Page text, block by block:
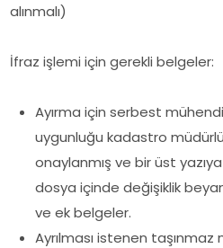
alınmalı)
İfraz işlemi için gerekli belgeler:
Ayırma için serbest
uygunluğu kadastro
onaylanmış ve bir üst
dosya içinde değişiklik
ve ek belgeler.
Ayrılması istenen